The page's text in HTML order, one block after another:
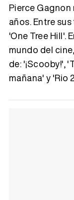
Pierce Gagnon
años. Entre
'One Tree Hill'.
mundo del
de: '¡Scooby!',
mañana' y 'Rio